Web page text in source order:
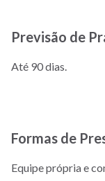
Previsão de
Até 90 dias.
Formas de
Equipe própria e